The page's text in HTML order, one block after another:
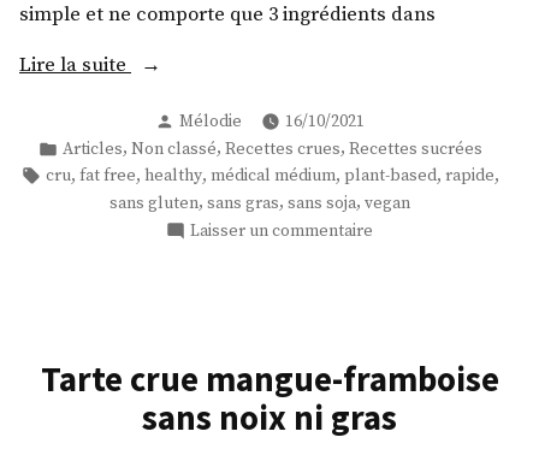
simple et ne comporte que 3 ingrédients dans
Lire la suite
« Cinnamon
(Roulés
à
la
cannelle)
! »
Publié
par
Mélodie
16/10/2021
Publié
dans
Articles, Non classé, Recettes crues, Recettes sucrées
Étiquettes :
cru, fat free, healthy, médical médium, plant-based, rapide,
sans gluten, sans gras, sans soja, vegan
Laisser un commentaire
cannelle)
crus
Tarte crue mangue-framboise
sans noix ni gras